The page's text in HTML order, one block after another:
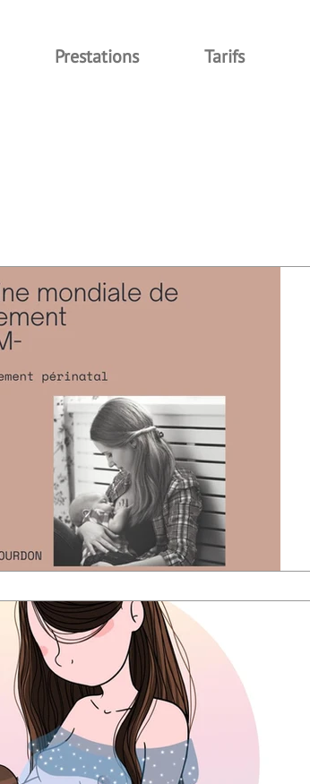
Prestations Tarifs